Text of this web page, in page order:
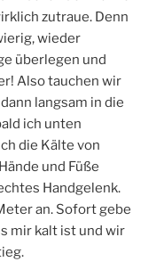
zutraue. Denn
wieder
überlegen und
Also tauchen wir
langsam in die
ich unten
die Kälte von
und Füße
Handgelenk.
an. Sofort gebe
mir kalt ist und wir